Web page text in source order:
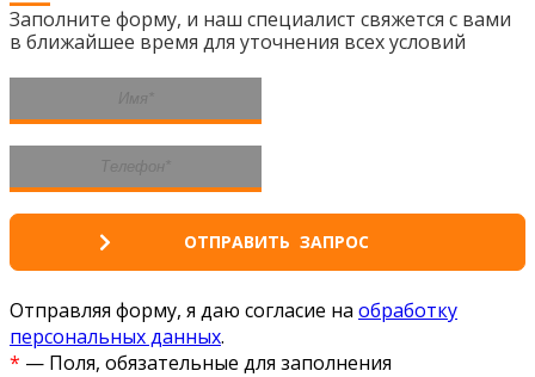
Заполните форму, и наш специалист свяжется с вами
в ближайшее время для уточнения всех условий
Отправляя форму, я даю согласие на обработку
персональных данных.
* — Поля, обязательные для заполнения